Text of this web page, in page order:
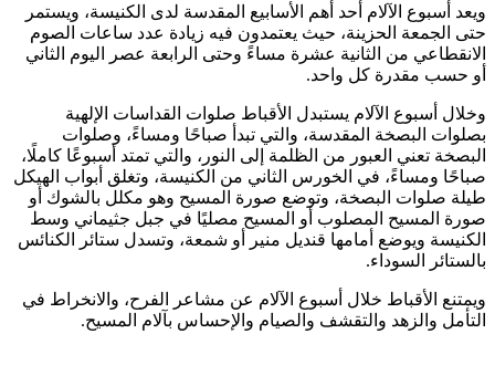
ويعد أسبوع الآلام أحد أهم الأسابيع المقدسة لدى الكنيسة، ويستمر
حتى الجمعة الحزينة، حيث يعتمدون فيه زيادة عدد ساعات الصوم
الانقطاعي من الثانية عشرة مساءً وحتى الرابعة عصر اليوم الثاني
أو حسب مقدرة كل واحد.
وخلال أسبوع الآلام يستبدل الأقباط صلوات القداسات الإلهية
بصلوات البصخة المقدسة، والتي تبدأ صباحًا ومساءً، وصلوات
البصخة تعني العبور من الظلمة إلى النور، والتي تمتد أسبوعًا كاملًا،
صباحًا ومساءً، في الخورس الثاني من الكنيسة، وتغلق أبواب الهيكل
طيلة صلوات البصخة، وتوضع صورة المسيح وهو مكلل بالشوك أو
صورة المسيح المصلوب أو المسيح مصليًا في جبل جثيماني وسط
الكنيسة ويوضع أمامها قنديل منير أو شمعة، وتسدل ستائر الكنائس
بالستائر السوداء.
ويمتنع الأقباط خلال أسبوع الآلام عن مشاعر الفرح، والانخراط في
التأمل والزهد والتقشف والصيام والإحساس بآلام المسيح.